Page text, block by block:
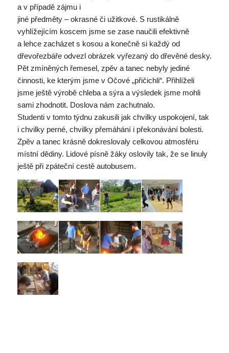
a v případě zájmu i
jiné předměty – okrasné či užitkové. S rustikálně
vyhlížejícím koscem jsme se zase naučili efektivně
a lehce zacházet s kosou a konečně si každý od
dřevořezbáře odvezl obrázek vyřezaný do dřevěné desky.
Pět zmíněných řemesel, zpěv a tanec nebyly jediné
činnosti, ke kterým jsme v Očové „přičichli“. Přihlíželi
jsme ještě výrobě chleba a sýra a výsledek jsme mohli
sami zhodnotit. Doslova nám zachutnalo.
Studenti v tomto týdnu zakusili jak chvilky uspokojení, tak
i chvilky perné, chvilky přemáhání i překonávání bolesti.
Zpěv a tanec krásně dokreslovaly celkovou atmosféru
místní dědiny. Lidové písně žáky oslovily tak, že se linuly
ještě při zpáteční cestě autobusem.